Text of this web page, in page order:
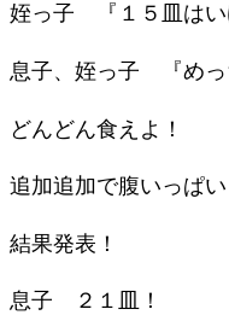
姪っ子 『１５皿はい
息子、姪っ子 『めっ
どんどん食えよ！
追加追加で腹いっぱい
結果発表！
息子 ２１皿！